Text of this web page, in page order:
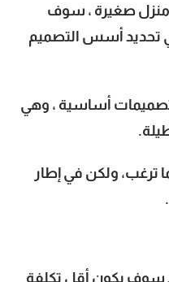
منزل صغيرة ، سوف
تحديد أسس التصميم
تصميمات أساسية ، وهي
ولكن في إطار
سوف يكون أقل تكلفة